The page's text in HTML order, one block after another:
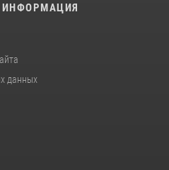
ИНФОРМАЦИЯ
данных